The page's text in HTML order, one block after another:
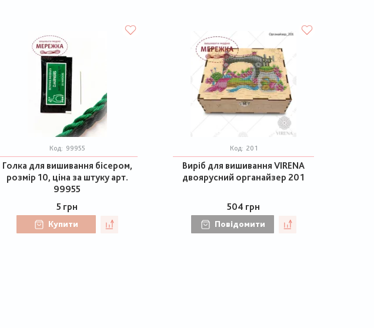
Код: 99955
Голка для вишивання бісером,
розмір 10, ціна за штуку арт.
99955
5 грн
Купити
Код: 201
Виріб для вишивання VIRENA
двоярусний органайзер 201
504 грн
Повідомити